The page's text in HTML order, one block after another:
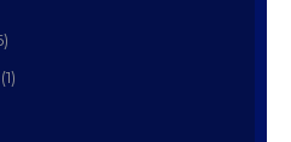
(1)